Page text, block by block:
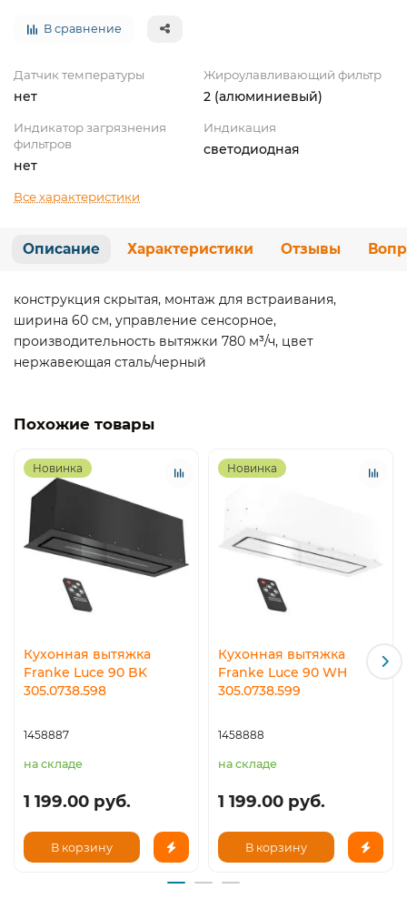
В сравнение
Датчик температуры
нет
Жироулавливающий фильтр
2 (алюминиевый)
Индикатор загрязнения
фильтров
нет
Индикация
светодиодная
Все характеристики
Описание Характеристики Отзывы
конструкция скрытая, монтаж для встраивания,
ширина 60 см, управление сенсорное,
производительность вытяжки 780 м³/ч, цвет
нержавеющая сталь/черный
Похожие товары
Новинка
Кухонная вытяжка
Franke Luce 90 BK
305.0738.598
1458887
на складе
1 199.00 руб.
В корзину
Новинка
Кухонная вытяжка
Franke Luce 90 WH
305.0738.599
1458888
на складе
1 199.00 руб.
В корзину